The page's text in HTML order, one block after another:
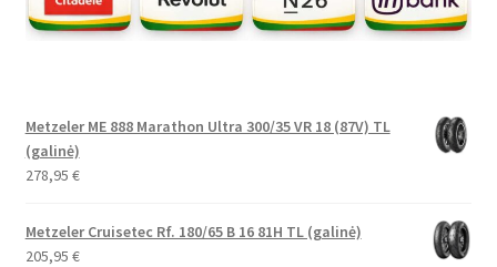
Metzeler ME 888 Marathon Ultra 300/35 VR 18 (87V) TL
(galinė)
278,95 €
Metzeler Cruisetec Rf. 180/65 B 16 81H TL (galinė)
205,95 €